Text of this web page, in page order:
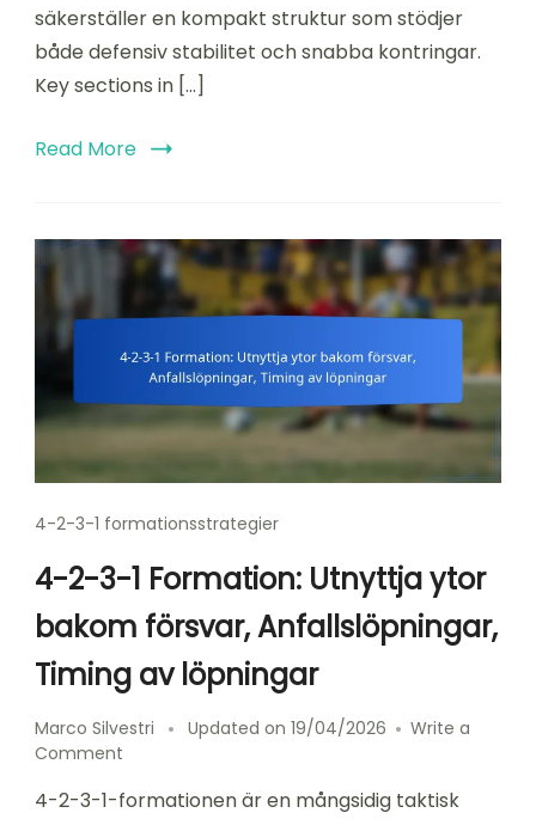
säkerställer en kompakt struktur som stödjer
både defensiv stabilitet och snabba kontringar.
Key sections in […]
Read More
4-2-3-1 formationsstrategier
4-2-3-1 Formation: Utnyttja ytor
bakom försvar, Anfallslöpningar,
Timing av löpningar
Marco Silvestri Updated on 19/04/2026
Write a
Comment
2-
4-2-3-1-formationen är en mångsidig taktisk